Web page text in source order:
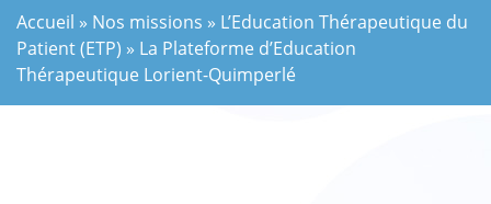
Accueil » Nos missions » L’Education Thérapeutique du
Patient (ETP) » La Plateforme d’Education
Thérapeutique Lorient-Quimperlé